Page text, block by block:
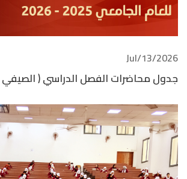
2026/Jul/13
جدول محاضرات الفصل الدراسي (